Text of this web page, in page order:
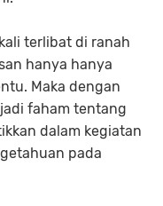
terlibat di ranah
hanya hanya
Maka dengan
faham tentang
dalam kegiatan
pada